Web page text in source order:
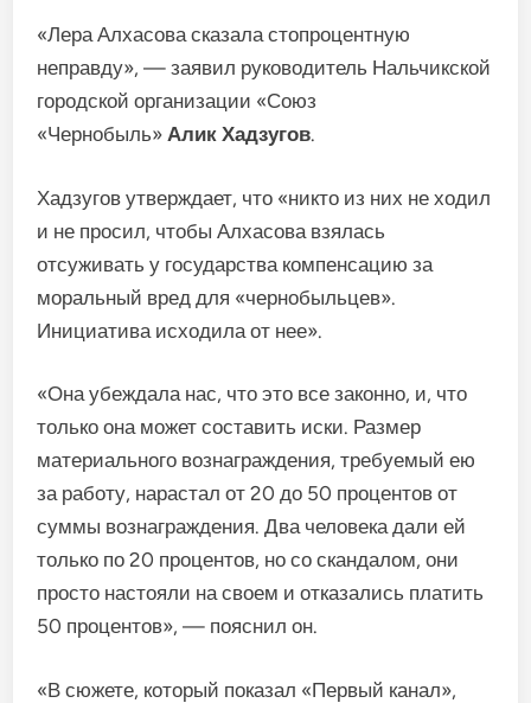
«Лера Алхасова сказала стопроцентную
неправду», — заявил руководитель Нальчикской
городской организации «Союз
«Чернобыль»Алик Хадзугов.
Хадзугов утверждает, что «никто из них не ходил
и не просил, чтобы Алхасова взялась
отсуживать у государства компенсацию за
моральный вред для «чернобыльцев».
Инициатива исходила от нее».
«Она убеждала нас, что это все законно, и, что
только она может составить иски. Размер
материального вознаграждения, требуемый ею
за работу, нарастал от 20 до 50 процентов от
суммы вознаграждения. Два человека дали ей
только по 20 процентов, но со скандалом, они
просто настояли на своем и отказались платить
50 процентов», — пояснил он.
«В сюжете, который показал «Первый канал»,